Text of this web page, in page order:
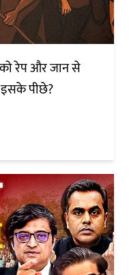
रेप और जान से
पीछे?